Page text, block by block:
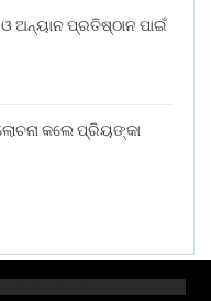
ଅନ୍ୟାନ ପ୍ରତିଷ୍ଠାନ ପାଇଁ
କଲେ ପ୍ରିୟଙ୍କା